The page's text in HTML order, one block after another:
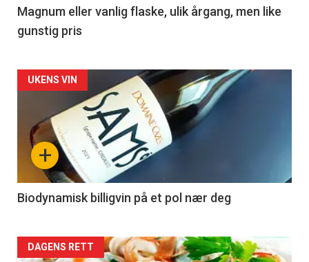
3
Magnum eller vanlig flaske, ulik årgang, men like
gunstig pris
Forsiden
akkurat
nå
4
+
UKENS VIN
Biodynamisk billigvin på et pol nær deg
Forsiden
DAGENS RETT